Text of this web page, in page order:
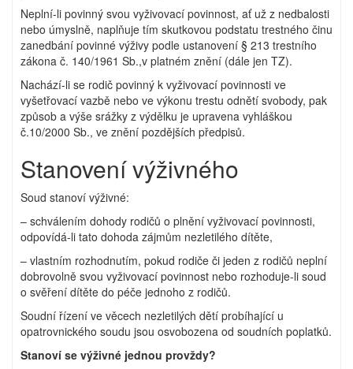
Neplní-li povinný svou vyživovací povinnost, ať už z nedbalosti
nebo úmyslně, naplňuje tím skutkovou podstatu trestného činu
zanedbání povinné výživy podle ustanovení § 213 trestního
zákona č. 140/1961 Sb.,v platném znění (dále jen TZ).
Nachází-li se rodič povinný k vyživovací povinnosti ve
vyšetřovací vazbě nebo ve výkonu trestu odnětí svobody, pak
způsob a výše srážky z výdělku je upravena vyhláškou
č.10/2000 Sb., ve znění pozdějších předpisů.
Stanovení výživného
Soud stanoví výživné:
– schválením dohody rodičů o plnění vyživovací povinnosti,
odpovídá-li tato dohoda zájmům nezletilého dítěte,
– vlastním rozhodnutím, pokud rodiče či jeden z rodičů neplní
dobrovolně svou vyživovací povinnost nebo rozhoduje-li soud
o svěření dítěte do péče jednoho z rodičů.
Soudní řízení ve věcech nezletilých dětí probíhající u
opatrovnického soudu jsou osvobozena od soudních poplatků.
Stanoví se výživné jednou provždy?